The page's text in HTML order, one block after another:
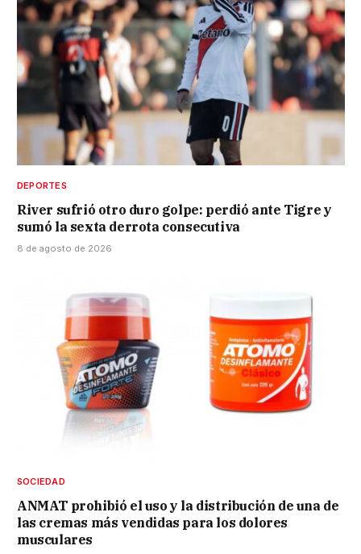
DEPORTES
River sufrió otro duro golpe: perdió ante Tigre y
sumó la sexta derrota consecutiva
8 de agosto de 2026
SOCIEDAD
ANMAT prohibió el uso y la distribución de una de
las cremas más vendidas para los dolores
musculares